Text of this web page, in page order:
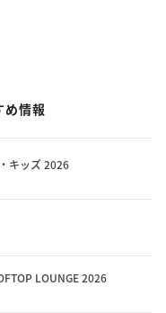
め情報
キッズ 2026
LOUNGE 2026